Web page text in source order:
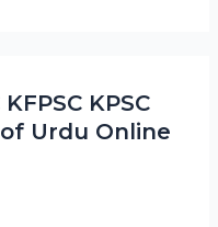
KPSC
of Urdu Online